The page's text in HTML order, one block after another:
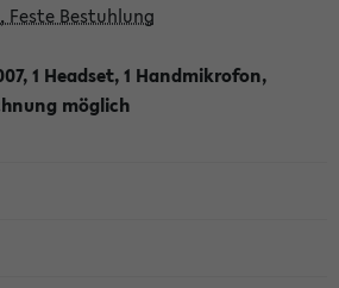
Feste Bestuhlung
1 Headset, 1 Handmikrofon,
möglich